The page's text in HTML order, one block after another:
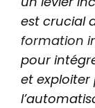
est crucial
formation
pour
et exploiter